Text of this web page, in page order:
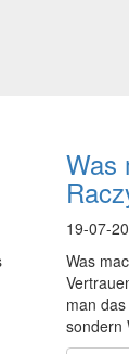
Was
19-07-
Was
man
sondern